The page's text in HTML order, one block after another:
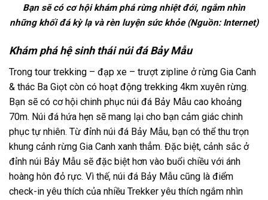
Bạn sẽ có cơ hội khám phá rừng nhiệt đới, ngắm nhìn
những khối đá kỳ lạ và rèn luyện sức khỏe (Nguồn: Internet)
Khám phá hệ sinh thái núi đá Bảy Mẫu
Trong tour trekking – đạp xe – trượt zipline ở rừng Gia Canh
& thác Ba Giọt còn có hoạt động trekking 4km xuyên rừng.
Bạn sẽ có cơ hội chinh phục núi đá Bảy Mẫu cao khoảng
70m. Núi đá hứa hẹn sẽ mang lại cho bạn cảm giác chinh
phục tự nhiên. Từ đỉnh núi đá Bảy Mẫu, bạn có thể thu trọn
khung cảnh rừng Gia Canh xanh thẳm. Đặc biệt, cảnh sắc ở
đỉnh núi Bảy Mẫu sẽ đặc biệt hơn vào buổi chiều với ánh
hoàng hôn đỏ rực. Vì thế, núi đá Bảy Mẫu cũng là điểm
check-in yêu thích của nhiều Trekker yêu thích ngắm nhìn